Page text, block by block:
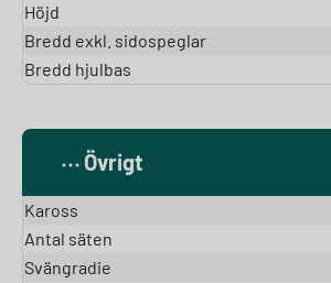
Höjd
Bredd exkl. sidospeglar
Bredd hjulbas
Övrigt
Kaross
Antal säten
Svängradie